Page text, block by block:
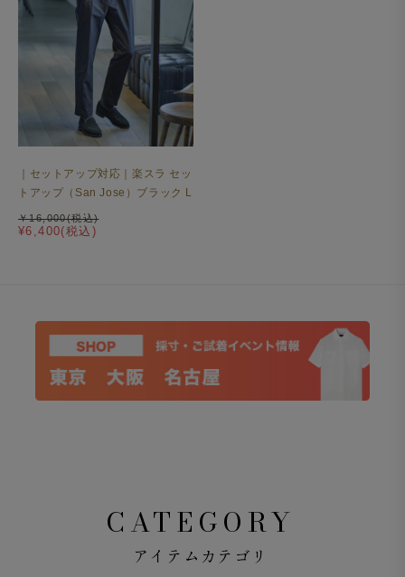
｜セットアップ対応｜楽スラ セッ
トアップ（San Jose）ブラック L
¥6,400(税込)
￥16,000(税込)
CATEGORY
アイテムカテゴリ